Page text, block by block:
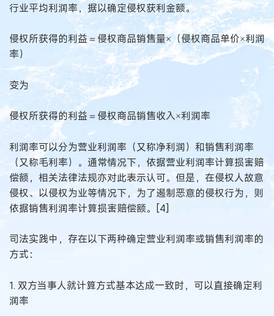
行业平均利润率，据以确定侵权获利金额。
侵权所获得的利益＝侵权商品销售量×（侵权商品单价×利润
率）
变为
侵权所获得的利益＝侵权商品销售收入×利润率
利润率可以分为营业利润率（又称净利润）和销售利润率
（又称毛利率）。通常情况下，依据营业利润率计算损害赔
偿额，相关法律法规亦对此表示认可。但是，在侵权人故意
侵权、以侵权为业等情况下，为了遏制恶意的侵权行为，则
依据销售利润率计算损害赔偿额。[4]
司法实践中，存在以下两种确定营业利润率或销售利润率的
方式：
1. 双方当事人就计算方式基本达成一致时，可以直接确定利
润率